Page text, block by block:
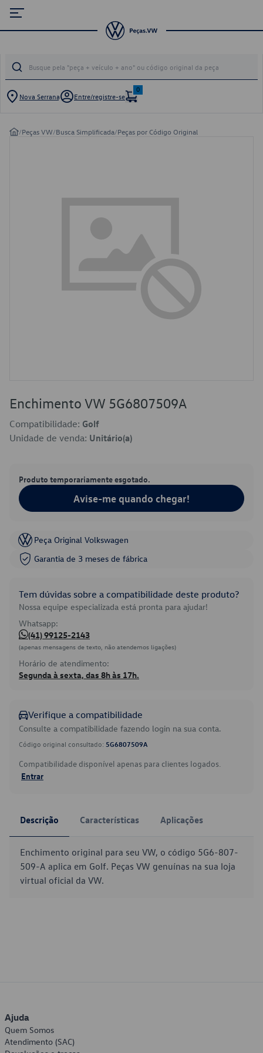
Nova Serrana Entre/registre-se
0
/Peças VW/Busca Simplificada/Peças por Código Original
Enchimento VW 5G6807509A
Compatibilidade: Golf
Unidade de venda: Unitário(a)
Produto temporariamente esgotado.
Avise-me quando chegar!
Peça Original Volkswagen
Garantia de 3 meses de fábrica
Tem dúvidas sobre a compatibilidade deste produto?
Nossa equipe especializada está pronta para ajudar!
Whatsapp:
(41) 99125-2143
(apenas mensagens de texto, não atendemos ligações)
Horário de atendimento:
Segunda à sexta, das 8h às 17h.
Verifique a compatibilidade
Consulte a compatibilidade fazendo login na sua conta.
Código original consultado: 5G6807509A
Compatibilidade disponível apenas para clientes logados.
Entrar
Descrição Características Aplicações
Enchimento original para seu VW, o código 5G6-807-
509-A aplica em Golf. Peças VW genuínas na sua loja
virtual oficial da VW.
Ajuda
Quem Somos
Atendimento (SAC)